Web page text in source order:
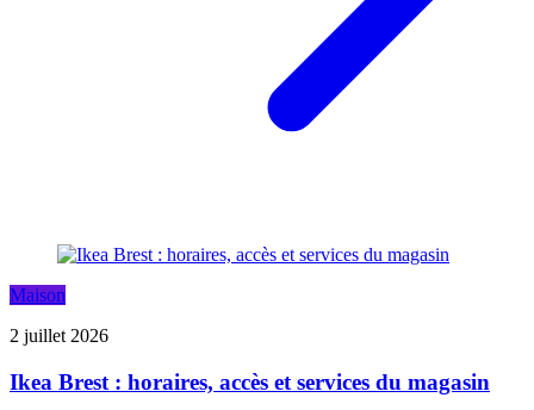
Maison
2 juillet 2026
Ikea Brest : horaires, accès et services du magasin